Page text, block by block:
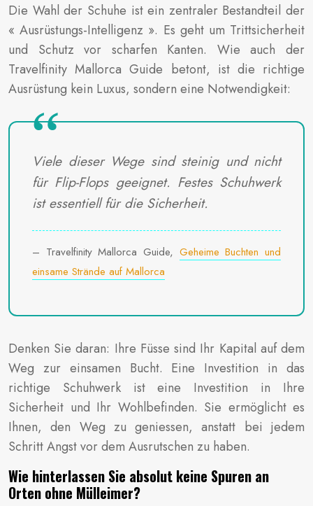
Die Wahl der Schuhe ist ein zentraler Bestandteil der
« Ausrüstungs-Intelligenz ». Es geht um Trittsicherheit
und Schutz vor scharfen Kanten. Wie auch der
Travelfinity Mallorca Guide betont, ist die richtige
Ausrüstung kein Luxus, sondern eine Notwendigkeit:
Viele dieser Wege sind steinig und nicht
für Flip-Flops geeignet. Festes Schuhwerk
ist essentiell für die Sicherheit.
– Travelfinity Mallorca Guide, Geheime Buchten und
einsame Strände auf Mallorca
Denken Sie daran: Ihre Füsse sind Ihr Kapital auf dem
Weg zur einsamen Bucht. Eine Investition in das
richtige Schuhwerk ist eine Investition in Ihre
Sicherheit und Ihr Wohlbefinden. Sie ermöglicht es
Ihnen, den Weg zu geniessen, anstatt bei jedem
Schritt Angst vor dem Ausrutschen zu haben.
Wie hinterlassen Sie absolut keine Spuren an
Orten ohne Mülleimer?